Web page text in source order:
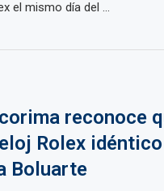
el mismo día del ...
reconoce
Rolex idéntico
Boluarte